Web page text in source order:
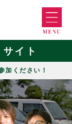
イト
加ください！